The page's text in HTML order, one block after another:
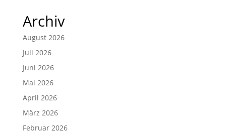
Archiv
August 2026
Juli 2026
Juni 2026
Mai 2026
April 2026
März 2026
Februar 2026